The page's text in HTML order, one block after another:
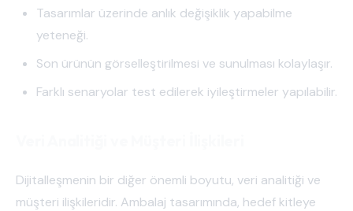
Tasarımlar üzerinde anlık değişiklik yapabilme
yeteneği.
Son ürünün görselleştirilmesi ve sunulması kolaylaşır.
Farklı senaryolar test edilerek iyileştirmeler yapılabilir.
Dijitalleşmenin bir diğer önemli boyutu, veri analitiği ve
müşteri ilişkileridir. Ambalaj tasarımında, hedef kitleye